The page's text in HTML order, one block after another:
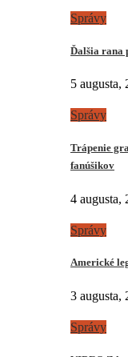
Správy
Ďalšia rana
5 augusta,
Správy
Trápenie
fanúšikov
4 augusta,
Správy
Americké
3 augusta,
Správy